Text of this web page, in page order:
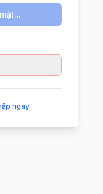
ngay